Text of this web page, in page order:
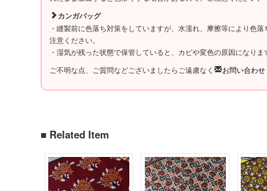
カンガバッグ
・縫製前に色落ち対策をしていますが、水濡れ、摩擦等により色
注意ください。
・湿気が残った状態で保管していると、カビや変色の原因になり
ご不明な点、ご質問などございましたらご遠慮なく
お問い合わせ
■ Related Item